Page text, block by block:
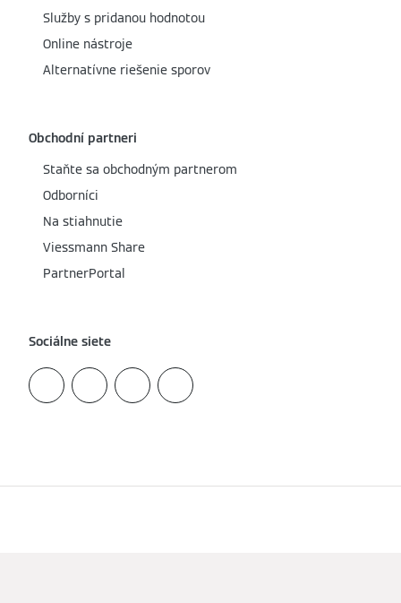
Služby s pridanou hodnotou
Online nástroje
Alternatívne riešenie sporov
Obchodní partneri
Staňte sa obchodným partnerom
Odborníci
Na stiahnutie
Viessmann Share
PartnerPortal
Sociálne siete